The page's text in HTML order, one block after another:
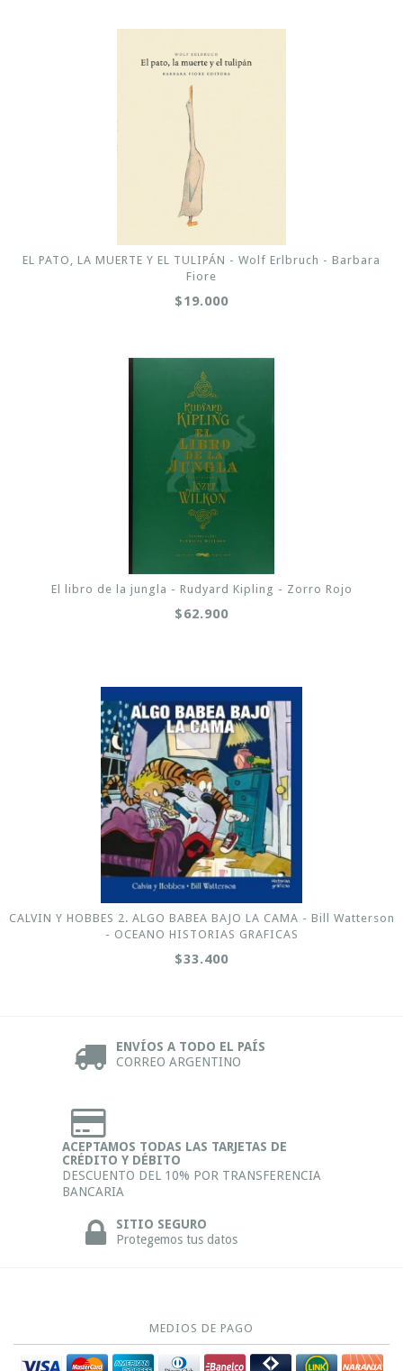
EL PATO, LA MUERTE Y EL TULIPÁN - Wolf Erlbruch - Barbara
Fiore
$19.000
El libro de la jungla - Rudyard Kipling - Zorro Rojo
$62.900
CALVIN Y HOBBES 2. ALGO BABEA BAJO LA CAMA - Bill Watterson
- OCEANO HISTORIAS GRAFICAS
$33.400
ENVÍOS A TODO EL PAÍS
CORREO ARGENTINO
ACEPTAMOS TODAS LAS TARJETAS DE
CRÉDITO Y DÉBITO
DESCUENTO DEL 10% POR TRANSFERENCIA
BANCARIA
SITIO SEGURO
Protegemos tus datos
MEDIOS DE PAGO